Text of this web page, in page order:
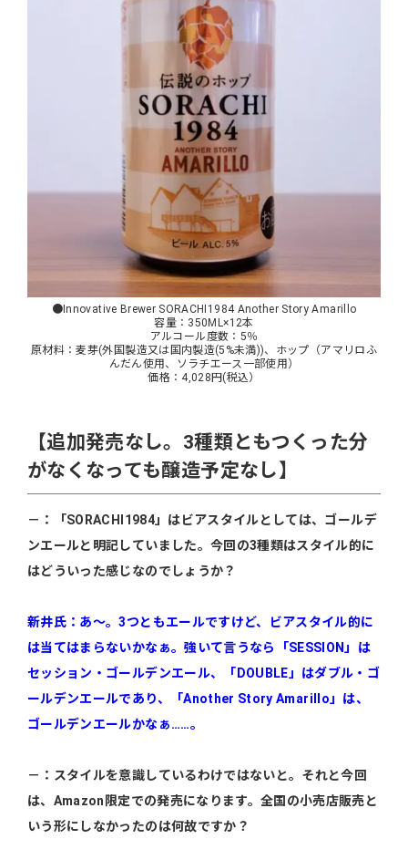
●Innovative Brewer SORACHI1984 Another Story Amarillo
容量：350ML×12本
アルコール度数：5％
原材料：麦芽(外国製造又は国内製造(5%未満))、ホップ（アマリロふ
んだん使用、ソラチエース一部使用）
価格：4,028円(税込）
【追加発売なし。3種類ともつくった分
がなくなっても醸造予定なし】
－：「SORACHI1984」はビアスタイルとしては、ゴールデ
ンエールと明記していました。今回の3種類はスタイル的に
はどういった感じなのでしょうか？
新井氏：あ～。3つともエールですけど、ビアスタイル的に
は当てはまらないかなぁ。強いて言うなら「SESSION」は
セッション・ゴールデンエール、「DOUBLE」はダブル・ゴ
ールデンエールであり、「Another Story Amarillo」は、
ゴールデンエールかなぁ……。
－：スタイルを意識しているわけではないと。それと今回
は、Amazon限定での発売になります。全国の小売店販売と
いう形にしなかったのは何故ですか？